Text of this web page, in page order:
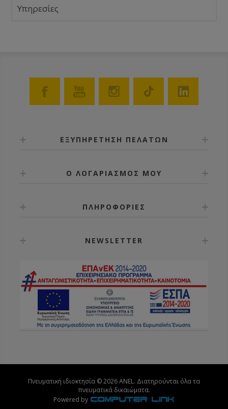
Υπηρεσίες
ΕΞΥΠΗΡΕΤΗΣΗ ΠΕΛΑΤΩΝ
Ο ΛΟΓΑΡΙΑΣΜΟΣ ΜΟΥ
ΠΛΗΡΟΦΟΡΙΕΣ
NEWSLETTER
Πνευματική ιδιοκτησία © 2026 ANEL. Διατηρούνται όλα τα
πνευματικά δικαιώματα.
Powered by